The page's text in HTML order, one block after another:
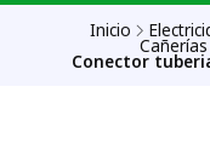
Inicio
Conector